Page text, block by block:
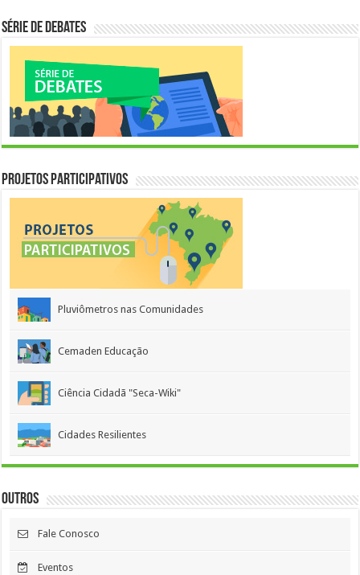
Série de Debates
Projetos Participativos
Pluviômetros nas Comunidades
Cemaden Educação
Ciência Cidadã "Seca-Wiki"
Cidades Resilientes
Outros
Fale Conosco
Eventos